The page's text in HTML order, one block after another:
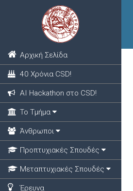
Αρχική Σελίδα
40 Χρόνια CSD!
ΑΙ Hackathon στο CSD!
Το Τμήμα
Άνθρωποι
Προπτυχιακές Σπουδές
Μεταπτυχιακές Σπουδές
Έρευνα